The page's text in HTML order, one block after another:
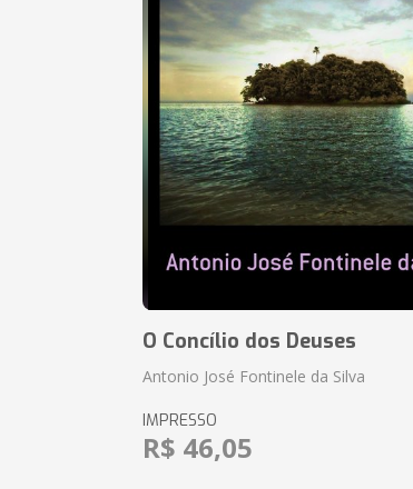
O Concílio dos Deuses
Antonio José Fontinele da Silva
IMPRESSO
R$ 46,05